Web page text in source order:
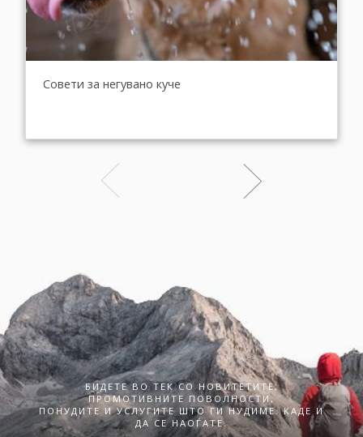
Совети за негувано куче
БИДЕТЕ ВО ТЕК СО НОВИТЕТИТЕ,
ПРОМОТИВНИТЕ ПОВОЛНОСТИ,
ПОНУДИТЕ И УСЛУГИТЕ ШТО ГИ НУДИМЕ. КАДЕ И
ДА СЕ НАОЃАТЕ.